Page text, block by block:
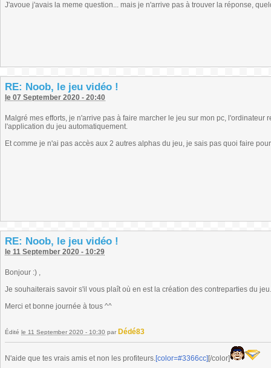
J'avoue j'avais la meme question... mais je n'arrive pas à trouver la réponse,
RE: Noob, le jeu vidéo !
le 07 September 2020 - 20:40
Malgré mes efforts, je n'arrive pas à faire marcher le jeu sur mon pc,
l'application du jeu automatiquement.
Et comme je n'ai pas accès aux 2 autres alphas du jeu, je sais pas quoi faire
RE: Noob, le jeu vidéo !
le 11 September 2020 - 10:29
Bonjour :) ,
Je souhaiterais savoir s'il vous plaît où en est la création des contreparties du jeu.
Merci et bonne journée à tous ^^
Édité le 11 September 2020 - 10:30 par Dédé83
N'aide que tes vrais amis et non les profiteurs.[color=#3366cc] [/color]